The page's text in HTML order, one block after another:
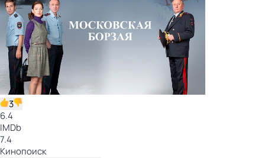
3
6.4
IMDb
7.4
Кинопоиск